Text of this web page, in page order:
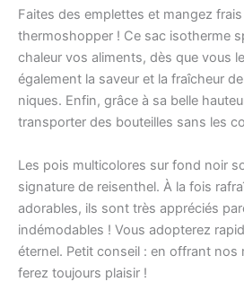
Faites des emplettes et mangez
thermoshopper ! Ce sac isotherme
chaleur vos aliments, dès que vous
également la saveur et la fraîcheur
niques. Enfin, grâce à sa belle
transporter des bouteilles sans les
Les pois multicolores sur fond noir
signature de reisenthel. À la fois
adorables, ils sont très appréciés
indémodables ! Vous adopterez
éternel. Petit conseil : en offrant nos
ferez toujours plaisir !